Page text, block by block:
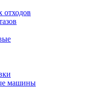
отходов
машины